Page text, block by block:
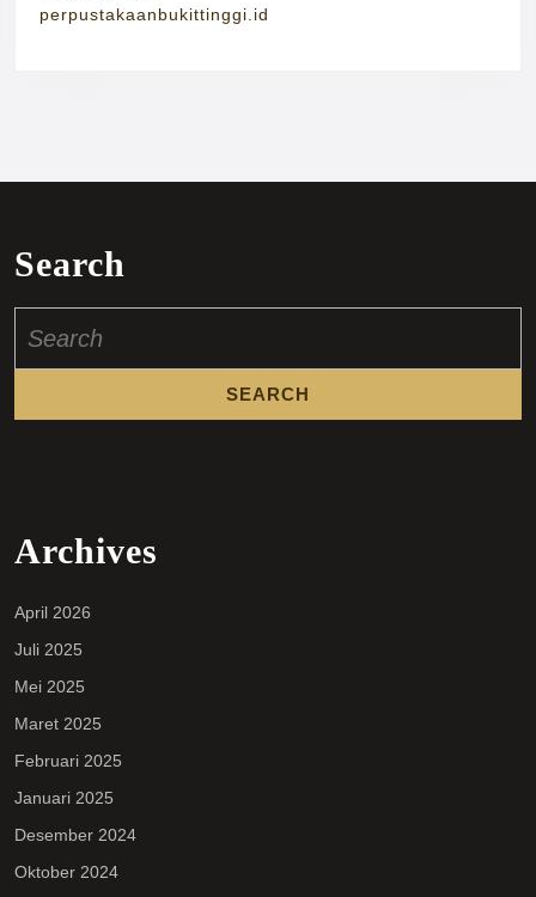
perpustakaanbukittinggi.id
Search
for:
Archives
April 2026
Juli 2025
Mei 2025
Maret 2025
Februari 2025
Januari 2025
Desember 2024
Oktober 2024